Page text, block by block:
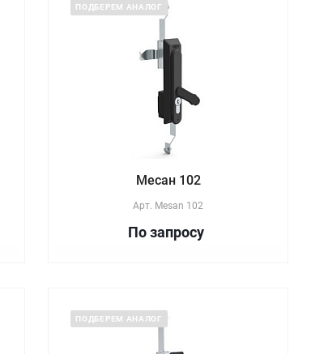
ПОДБЕРЕМ АНАЛОГ
Месан 102
Арт. Mesan 102
По запросу
ПОДБЕРЕМ АНАЛОГ